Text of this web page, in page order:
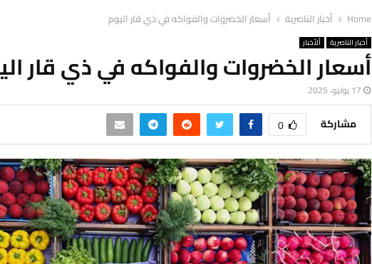
Home أخبار الناصرية أسعار الخضروات والفواكه في ذي قار اليوم
أخبار الناصرية ألأخبار
أسعار الخضروات والفواكه في ذي قار
17 يوليو، 2025
مشاركة 0